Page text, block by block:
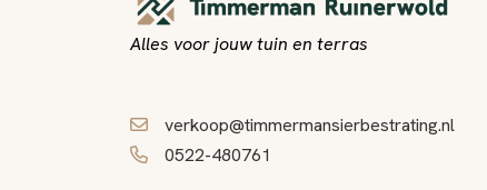
Alles voor jouw tuin en terras
verkoop@timmermansierbestrating.nl
0522-480761